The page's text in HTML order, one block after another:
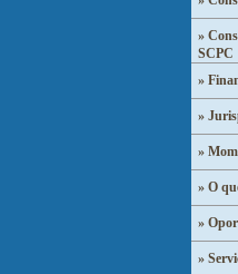
»
SCPC
»
»
»
» O
»
»